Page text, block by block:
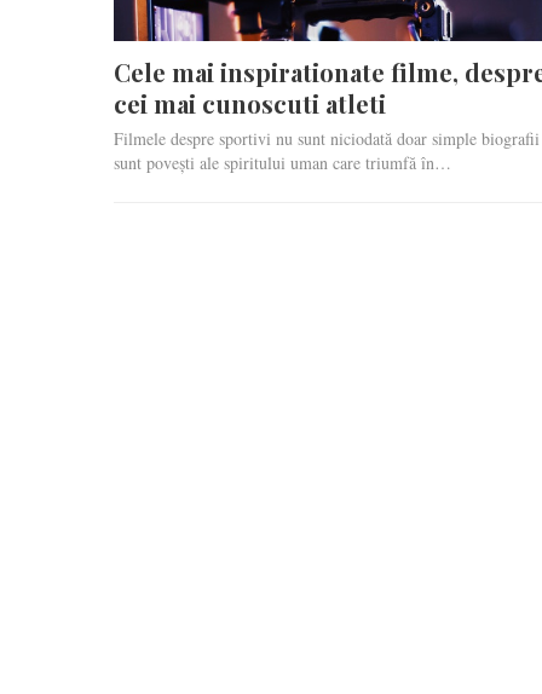
Cele mai inspirationate filme,
cei mai cunoscuti atleti
Filmele despre sportivi nu sunt niciodată doar simple
sunt povești ale spiritului uman care triumfă în…